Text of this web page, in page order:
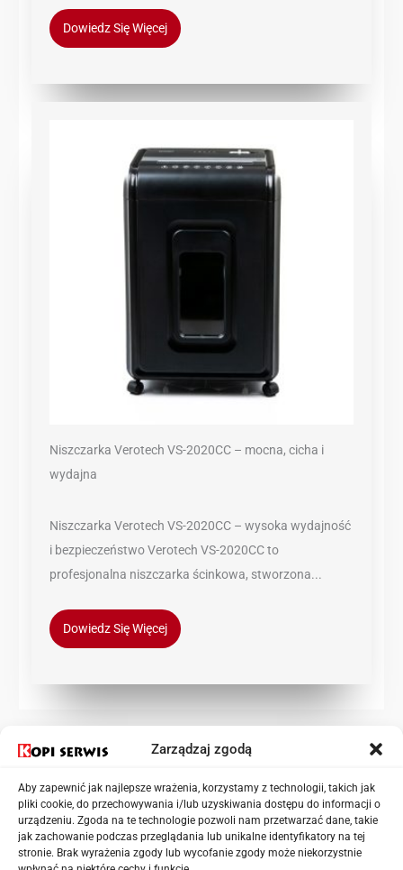
Zarządzaj zgodą
Aby zapewnić jak najlepsze wrażenia, korzystamy z technologii, takich jak
pliki cookie, do przechowywania i/lub uzyskiwania dostępu do informacji o
urządzeniu. Zgoda na te technologie pozwoli nam przetwarzać dane, takie
jak zachowanie podczas przeglądania lub unikalne identyfikatory na tej
stronie. Brak wyrażenia zgody lub wycofanie zgody może niekorzystnie
Dowiedz Się Więcej
Niszczarka Verotech VS-2020CC – mocna, cicha i
wydajna
Niszczarka Verotech VS-2020CC – wysoka wydajność
i bezpieczeństwo Verotech VS-2020CC to
profesjonalna niszczarka ścinkowa, stworzona...
Dowiedz Się Więcej
Aktualności
Drukarki